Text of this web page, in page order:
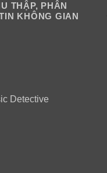
THẬP, PHÂN
KHÔNG GIAN
Detective